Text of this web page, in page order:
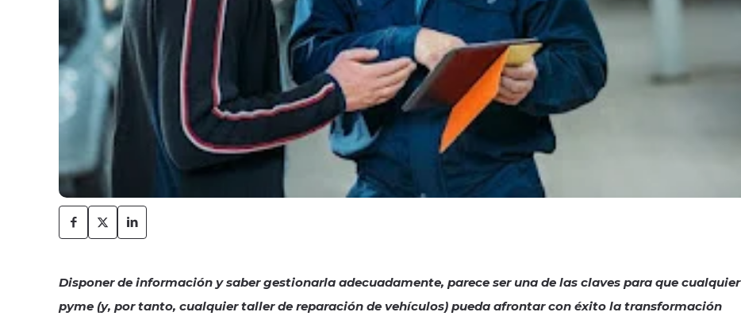
Disponer de información y saber gestionarla adecuadamente, parece ser una de las claves para que cualquier
pyme (y, por tanto, cualquier taller de reparación de vehículos) pueda afrontar con éxito la transformación